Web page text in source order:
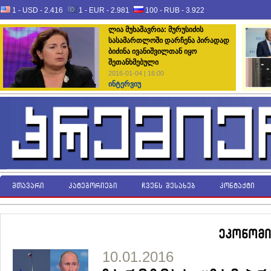
1 - USD - 2.416 1 - EUR - 2.981 100 - RUB - 3.922
ლია მუხაშავრია: მურუსიძის
სასამართლოში დარჩენა პირადად
ბიძინა ივანიშვილთან იყო
შეთანხმებული
2016-01-04 | 16:00
ინტერვიუ
მთავარი კატეგორიები ჩვენს შესახებ კონტაქტი
10.01.2016